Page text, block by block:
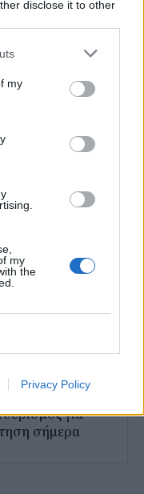
disclose it to other
my
my
the
Privacy Policy
λάθος που
μετά το
στα πύρινα
διεθνείς
για
σήμερα